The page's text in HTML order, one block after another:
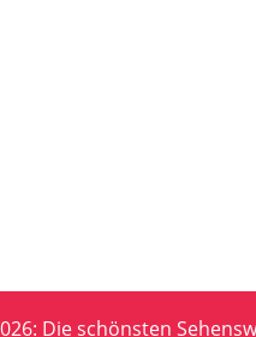
Die schönsten